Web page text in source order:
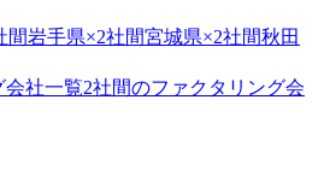
間岩手県×2社間宮城県×2社間秋田
会社一覧2社間のファクタリング会